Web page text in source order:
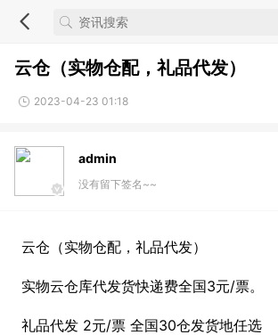
云仓（实物仓配，礼品代发）
2023-04-23 01:18
admin
没有留下签名~~
云仓（实物仓配，礼品代发）
实物云仓库代发货快递费全国3元/票。
礼品代发 2元/票 全国30仓发货地任选